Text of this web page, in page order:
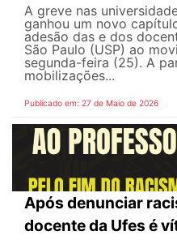
A greve nas
ganhou um novo
adesão das e dos
São Paulo (USP) ao
segunda-feira (25). A
mobilizações...
Publicado em: 27 de Maio de 2026
Após denunciar
docente da Ufes é